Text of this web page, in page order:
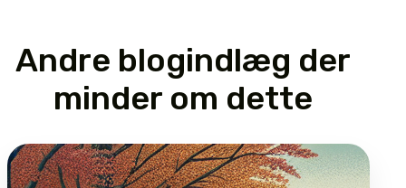
Andre blogindlæg der
minder om dette